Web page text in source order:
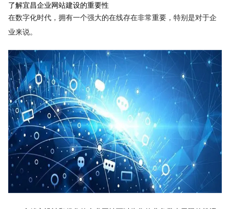
了解宜昌企业网站建设的重要性
在数字化时代，拥有一个强大的在线存在非常重要，特别是对于企
业来说。